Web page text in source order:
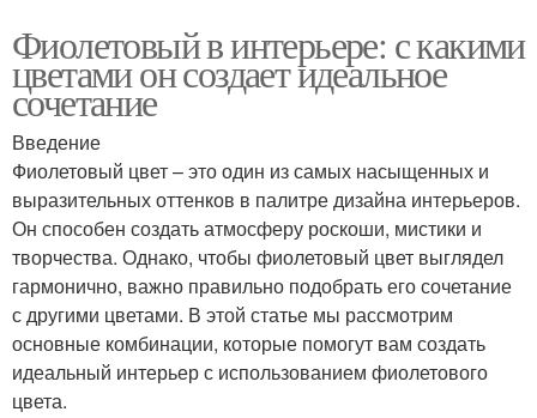
Фиолетовый в интерьере: с какими
цветами он создает идеальное
сочетание
Введение
Фиолетовый цвет – это один из самых насыщенных и
выразительных оттенков в палитре дизайна интерьеров.
Он способен создать атмосферу роскоши, мистики и
творчества. Однако, чтобы фиолетовый цвет выглядел
гармонично, важно правильно подобрать его сочетание
с другими цветами. В этой статье мы рассмотрим
основные комбинации, которые помогут вам создать
идеальный интерьер с использованием фиолетового
цвета.